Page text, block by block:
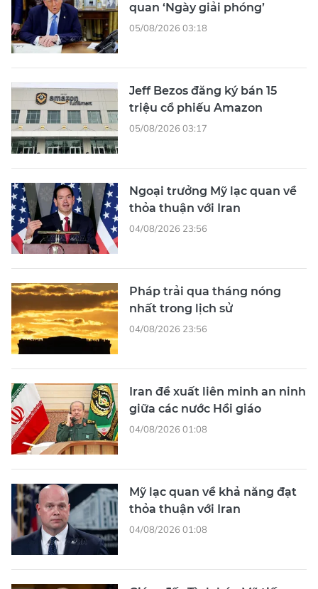
quan ‘Ngày giải phóng’
05/08/2026 03:18
Jeff Bezos đăng ký bán 15
triệu cổ phiếu Amazon
05/08/2026 03:17
Ngoại trưởng Mỹ lạc quan về
thỏa thuận với Iran
04/08/2026 23:56
Pháp trải qua tháng nóng
nhất trong lịch sử
04/08/2026 23:56
Iran đề xuất liên minh an ninh
giữa các nước Hồi giáo
04/08/2026 01:08
Mỹ lạc quan về khả năng đạt
thỏa thuận với Iran
04/08/2026 01:08